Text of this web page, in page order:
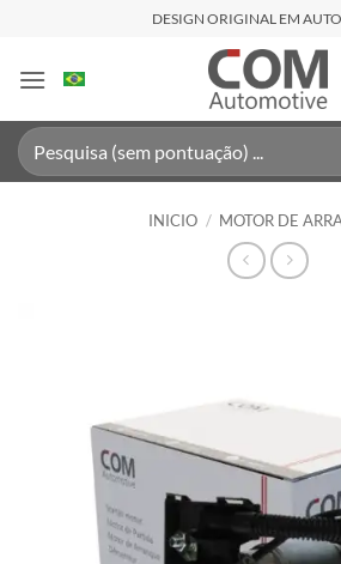
contenido
DESIGN ORIGINAL EM
Buscar
por:
INICIO / MOTOR DE